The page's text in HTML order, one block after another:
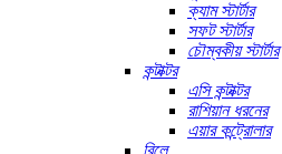
ক্যাম স্টার্টার
সফট স্টার্টার
চৌম্বকীয় স্টার্টার
কন্টাক্টর
এসি কন্টাক্টর
রাশিয়ান ধরনের
এয়ার কন্ট্রোলার
রিলে